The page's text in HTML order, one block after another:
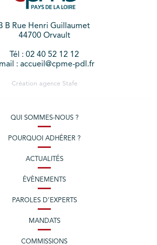
B Rue Henri Guillaumet
44700 Orvault
Tél : 02 40 52 12 12
: accueil@cpme-pdl.fr
Création agence Stafe
QUI SOMMES-NOUS ?
POURQUOI ADHÉRER ?
ACTUALITÉS
ÉVÈNEMENTS
PAROLES D’EXPERTS
MANDATS
COMMISSIONS